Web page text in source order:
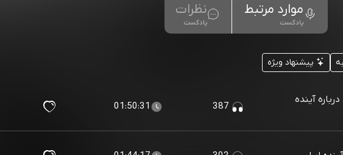
موارد مرتبط
پادکست
نظرات
پادکست
پیشنهاد ویژه
آینده
01:50:31